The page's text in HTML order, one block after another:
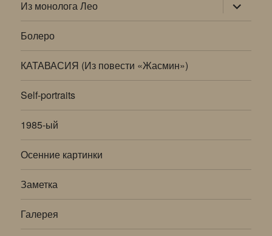
Из монолога Лео дочернее
меню
Болеро
КАТАВАСИЯ (Из повести «Жасмин»)
Self-portraits
1985-ый
Осенние картинки
Заметка
Галерея